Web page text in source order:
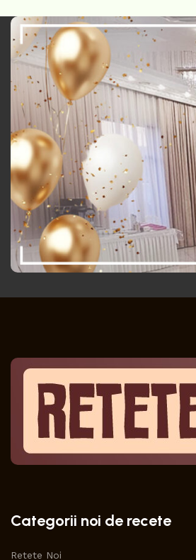
Categorii noi de recete
Retete Noi